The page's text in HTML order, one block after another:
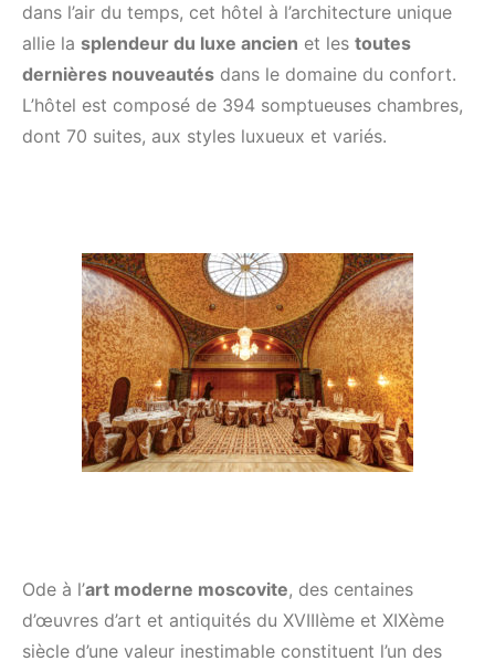
dans l’air du temps, cet hôtel à l’architecture unique
allie la splendeur du luxe ancien et les toutes
dernières nouveautés dans le domaine du confort.
L’hôtel est composé de 394 somptueuses chambres,
dont 70 suites, aux styles luxueux et variés.
Ode à l’art moderne moscovite, des centaines
d’œuvres d’art et antiquités du XVIIIème et XIXème
siècle d’une valeur inestimable constituent l’un des